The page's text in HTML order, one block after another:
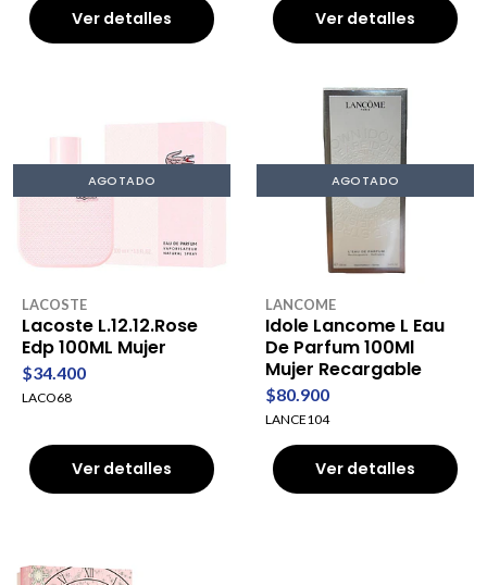
Ver detalles Ver detalles
AGOTADO
LACOSTE
Lacoste L.12.12.Rose
Edp 100ML Mujer
$34.400
LACO68
Ver detalles
AGOTADO
LANCOME
Idole Lancome L Eau
De Parfum 100Ml
Mujer Recargable
$80.900
LANCE104
Ver detalles